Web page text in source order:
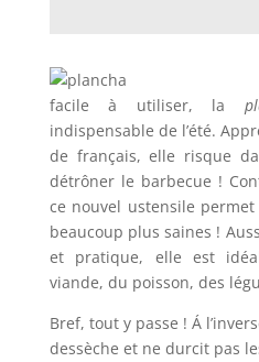
facile à utiliser, la
indispensable de l’été.
de français, elle risque
détrôner le barbecue !
ce nouvel ustensile
beaucoup plus saines !
et pratique, elle est
viande, du poisson, des
Bref, tout y passe ! Á
dessèche et ne durcit pas